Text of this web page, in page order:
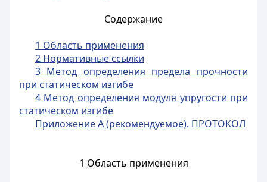
Содержание
1 Область применения
2 Нормативные ссылки
3 Метод определения предела прочности
при статическом изгибе
4 Метод определения модуля упругости при
статическом изгибе
Приложение А (рекомендуемое). ПРОТОКОЛ
1 Область применения